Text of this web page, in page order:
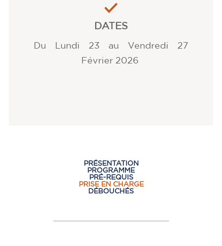
DATES
Du Lundi 23 au Vendredi 27
Février 2026
PRÉSENTATION
PROGRAMME
PRÉ-REQUIS
PRISE EN CHARGE
DÉBOUCHÉS